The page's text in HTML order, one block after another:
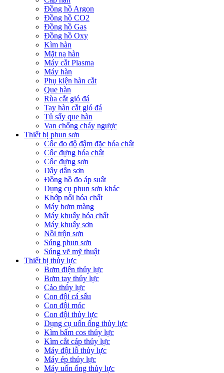
Đồng hồ Argon
Đồng hồ CO2
Đồng hồ Gas
Đồng hồ Oxy
Kìm hàn
Mặt nạ hàn
Máy cắt Plasma
Máy hàn
Phụ kiện hàn cắt
Que hàn
Rùa cắt gió đá
Tay hàn cắt gió đá
Tủ sấy que hàn
Van chống cháy ngược
Thiết bị phun sơn
Cốc đo độ đậm đặc hóa chất
Cốc đựng hóa chất
Cốc đựng sơn
Dây dẫn sơn
Đồng hồ đo áp suất
Dụng cụ phun sơn khác
Khớp nối hóa chất
Máy bơm màng
Máy khuấy hóa chất
Máy khuấy sơn
Nồi trộn sơn
Súng phun sơn
Súng vẽ mỹ thuật
Thiết bị thủy lực
Bơm điện thủy lực
Bơm tay thủy lực
Cảo thủy lực
Con đội cá sấu
Con đội móc
Con đội thủy lực
Dụng cụ uốn ống thủy lực
Kìm bấm cos thủy lực
Kìm cắt cáp thủy lực
Máy đột lỗ thủy lực
Máy ép thủy lực
Máy uốn ống thủy lực